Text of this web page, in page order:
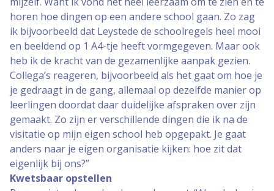
horen hoe dingen op een andere school gaan. Zo zag
ik bijvoorbeeld dat Leystede de schoolregels heel mooi
en beeldend op 1 A4-tje heeft vormgegeven. Maar ook
heb ik de kracht van de gezamenlijke aanpak gezien.
Collega’s reageren, bijvoorbeeld als het gaat om hoe je
je gedraagt in de gang, allemaal op dezelfde manier op
leerlingen doordat daar duidelijke afspraken over zijn
gemaakt. Zo zijn er verschillende dingen die ik na de
visitatie op mijn eigen school heb opgepakt. Je gaat
anders naar je eigen organisatie kijken: hoe zit dat
eigenlijk bij ons?”
Kwetsbaar opstellen